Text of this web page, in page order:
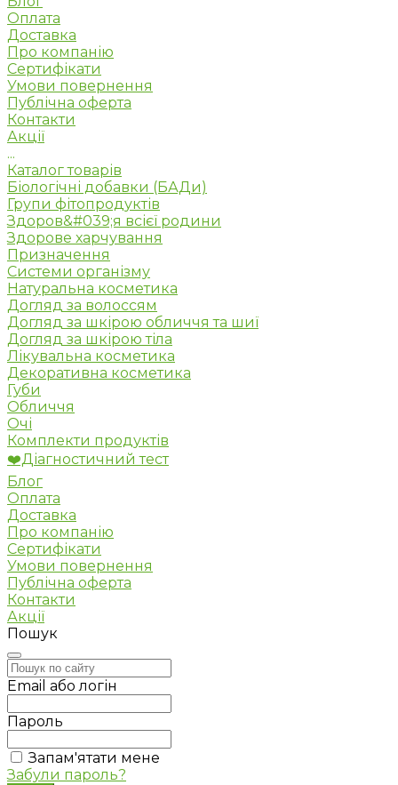
Оплата
Доставка
Про компанію
Сертифікати
Умови повернення
Публічна оферта
Контакти
Акції
...
Каталог товарів
Біологічні добавки (БАДи)
Групи фітопродуктів
Здоров&#039;я всієї родини
Здорове харчування
Призначення
Системи організму
Натуральна косметика
Догляд за волоссям
Догляд за шкірою обличчя та шиї
Догляд за шкірою тіла
Лікувальна косметика
Декоративна косметика
Губи
Обличчя
Очі
Комплекти продуктів
❤️Діагностичний тест
Блог
Оплата
Доставка
Про компанію
Сертифікати
Умови повернення
Публічна оферта
Контакти
Акції
Пошук
Email або логін
Пароль
Запам'ятати мене
Забули пароль?